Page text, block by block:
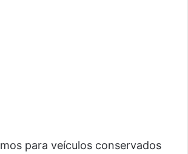
para veículos conservados